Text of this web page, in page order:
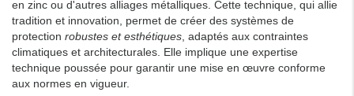
en zinc ou d'autres alliages métalliques. Cette technique, qui allie
tradition et innovation, permet de créer des systèmes de
protection robustes et esthétiques, adaptés aux contraintes
climatiques et architecturales. Elle implique une expertise
technique poussée pour garantir une mise en œuvre conforme
aux normes en vigueur.